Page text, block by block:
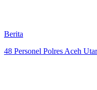
Berita
48 Personel Polres Aceh